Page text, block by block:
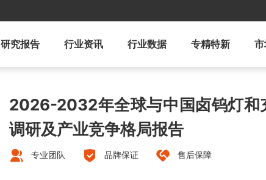
研究报告 行业资讯 行业数据 专精特新
2026-2032年全球与中国卤钨灯和
调研及产业竞争格局报告
专业团队 品牌保证 售后保障